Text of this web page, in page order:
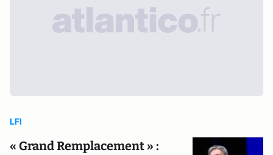
LFI
« Grand Remplacement » :